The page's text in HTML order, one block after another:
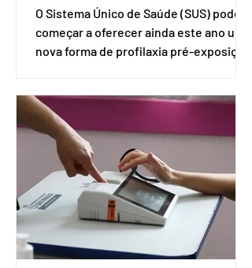
O Sistema Único de Saúde (SUS) pode
começar a oferecer ainda este ano uma
nova forma de profilaxia pré-exposição
medicamento carbotegravir, que
impede a replicação do vírus de forma
prolongada e pode ser tomado a cada
dois meses. O pedido de inclusão vai
ser encaminhado pelo Ministério da
Saúde à Comissão Nacional de
Incorporação de Novas Tecnologias no
SUS (Conitec) na semana que vem. A
Conitec é um colegiado